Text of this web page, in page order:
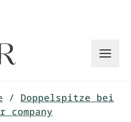
/ Doppelspitze bei